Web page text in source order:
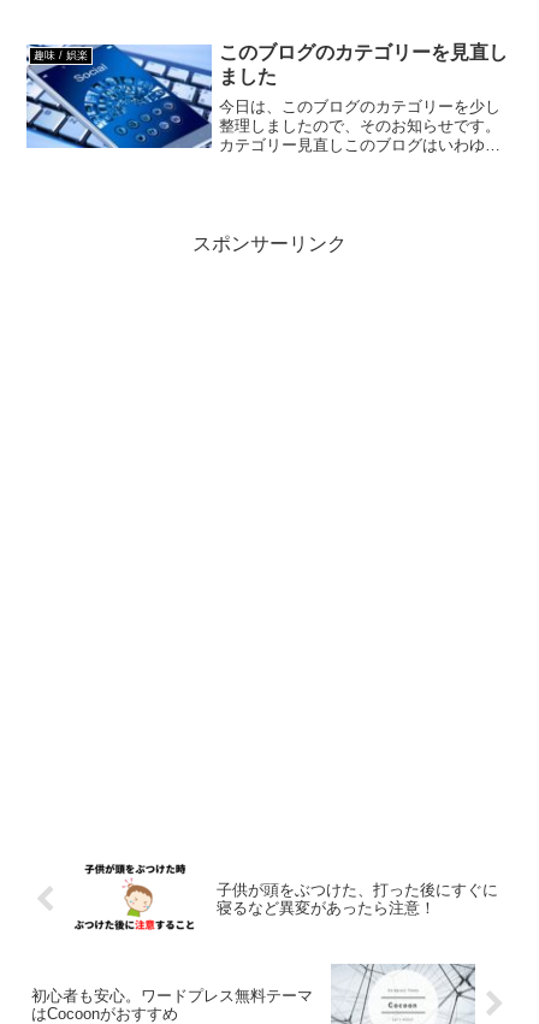
すが、参考ですのでご承知おき下さい。
JTBとHISのグアム旅...
趣味 / 娯楽
このブログのカテゴリーを見直し
ました
今日は、このブログのカテゴリーを少し
整理しましたので、そのお知らせです。
カテゴリー見直しこのブログはいわゆる
スポンサーリンク
子供が頭をぶつけた、打った後にすぐに
寝るなど異変があったら注意！
初心者も安心。ワードプレス無料テーマ
はCocoonがおすすめ